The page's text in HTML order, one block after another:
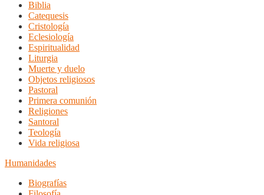
Biblia
Catequesis
Cristología
Eclesiología
Espiritualidad
Liturgia
Muerte y duelo
Objetos religiosos
Pastoral
Primera comunión
Religiones
Santoral
Teología
Vida religiosa
Humanidades
Biografías